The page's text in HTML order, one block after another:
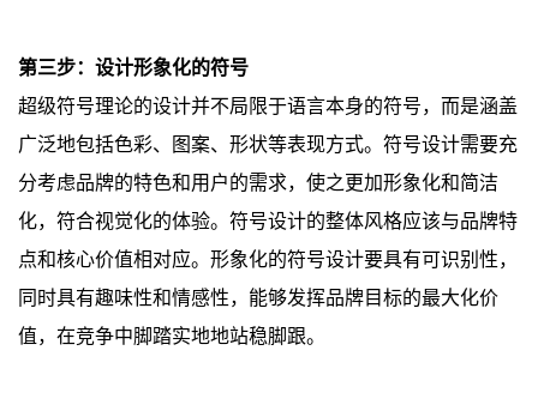
第三步：设计形象化的符号
超级符号理论的设计并不局限于语言本身的符号，而是涵盖
广泛地包括色彩、图案、形状等表现方式。符号设计需要充
分考虑品牌的特色和用户的需求，使之更加形象化和简洁
化，符合视觉化的体验。 符号设计的整体风格应该与品牌特
点和核心价值相对应。形象化的符号设计要具有可识别性，
同时具有趣味性和情感性，能够发挥品牌目标的最大化价
值，在竞争中脚踏实地地站稳脚跟。